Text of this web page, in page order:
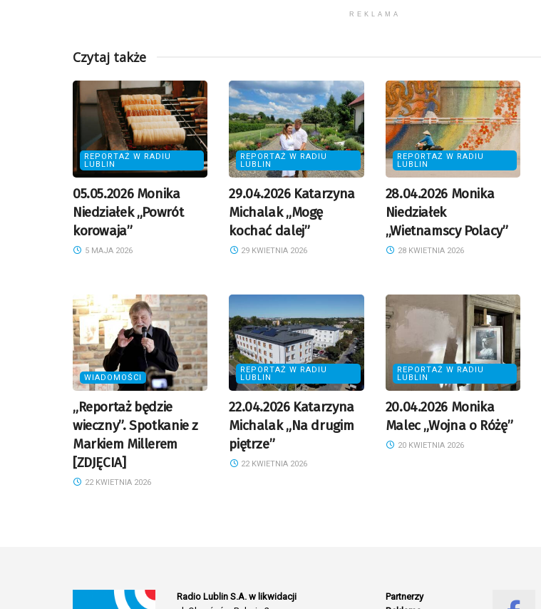
REKLAMA
Czytaj także
REPORTAŻ W RADIU
LUBLIN
05.05.2026 Monika
Niedziałek „Powrót
korowaja”
5 MAJA 2026
REPORTAŻ W RADIU
LUBLIN
29.04.2026 Katarzyna
Michalak „Mogę
kochać dalej”
29 KWIETNIA 2026
REPORTAŻ W RADIU
LUBLIN
28.04.2026 Monika
Niedziałek
„Wietnamscy Polacy”
28 KWIETNIA 2026
WIADOMOŚCI
„Reportaż będzie
wieczny”. Spotkanie z
Markiem Millerem
[ZDJĘCIA]
22 KWIETNIA 2026
REPORTAŻ W RADIU
LUBLIN
22.04.2026 Katarzyna
Michalak „Na drugim
piętrze”
22 KWIETNIA 2026
REPORTAŻ W RADIU
LUBLIN
20.04.2026 Monika
Malec „Wojna o Różę”
20 KWIETNIA 2026
Radio Lublin S.A. w likwidacji
Partnerzy